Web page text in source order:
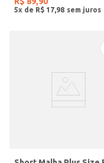
5x de R$ 17 98